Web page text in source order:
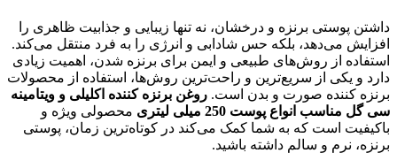
داشتن پوستی برنزه و درخشان، نه تنها زیبایی و جذابیت ظاهری را
افزایش می‌دهد، بلکه حس شادابی و انرژی را به فرد منتقل می‌کند.
استفاده از روش‌های طبیعی و ایمن برای برنزه شدن، اهمیت زیادی
دارد و یکی از سریع‌ترین و راحت‌ترین روش‌ها، استفاده از محصولات
برنزه کننده صورت و بدن است. روغن برنزه کننده اکلیلی و ویتامینه
سی گل مناسب انواع پوست 250 میلی لیتری
محصولی ویژه و
باکیفیت است که به شما کمک می‌کند در کوتاه‌ترین زمان، پوستی
برنزه، نرم و سالم داشته باشید.